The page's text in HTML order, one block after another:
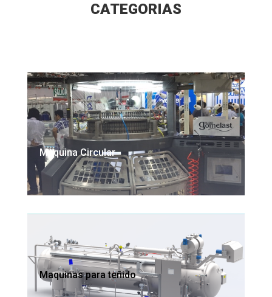
CATEGORIAS
Maquina Circular
Maquinas para teñido